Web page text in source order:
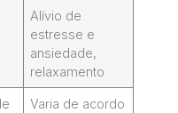
Alívio de
estresse e
ansiedade,
relaxamento
Varia de acordo